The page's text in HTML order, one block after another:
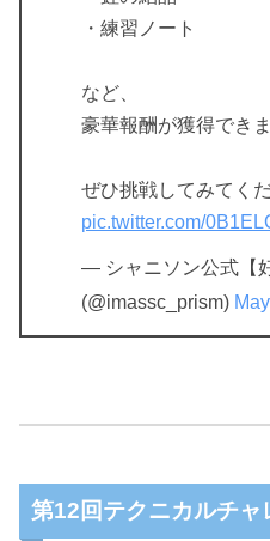
・練習ノート
など、
豪華報酬が獲得でき
ぜひ挑戦してみてく
pic.twitter.com/
— シャニソン公式【
(@imassc_prism)
第12回テクニカルチャ